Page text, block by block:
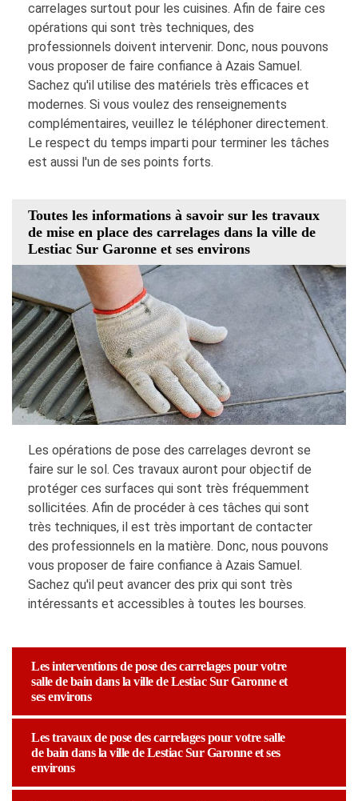
carrelages surtout pour les cuisines. Afin de faire ces
opérations qui sont très techniques, des
professionnels doivent intervenir. Donc, nous pouvons
vous proposer de faire confiance à Azais Samuel.
Sachez qu'il utilise des matériels très efficaces et
modernes. Si vous voulez des renseignements
complémentaires, veuillez le téléphoner directement.
Le respect du temps imparti pour terminer les tâches
est aussi l'un de ses points forts.
Toutes les informations à savoir sur les travaux
de mise en place des carrelages dans la ville de
Lestiac Sur Garonne et ses environs
Les opérations de pose des carrelages devront se
faire sur le sol. Ces travaux auront pour objectif de
protéger ces surfaces qui sont très fréquemment
sollicitées. Afin de procéder à ces tâches qui sont
très techniques, il est très important de contacter
des professionnels en la matière. Donc, nous pouvons
vous proposer de faire confiance à Azais Samuel.
Sachez qu'il peut avancer des prix qui sont très
intéressants et accessibles à toutes les bourses.
Les interventions de pose des carrelages pour votre
salle de bain dans la ville de Lestiac Sur Garonne et
ses environs
Les travaux de pose des carrelages pour votre salle
de bain dans la ville de Lestiac Sur Garonne et ses
environs